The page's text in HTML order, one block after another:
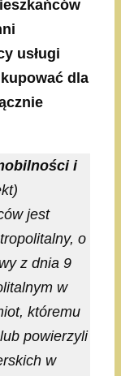
usługi
dla
i
jest
o
z dnia 9
w
któremu
powierzyli
w